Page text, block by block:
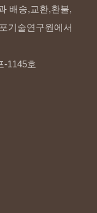
배송,교환,환불,
기술연구원에서
-1145호